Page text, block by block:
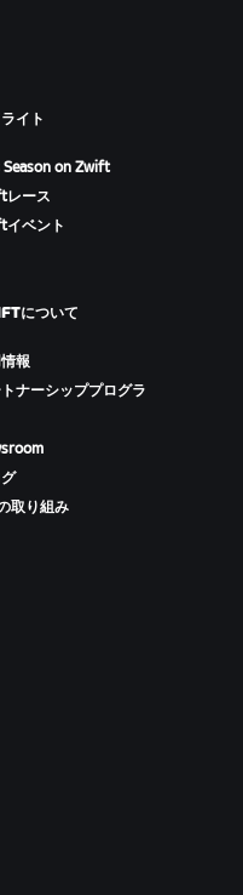
イト
Season on Zwift
レース
イベント
について
報
ナーシッププログラ
取り組み